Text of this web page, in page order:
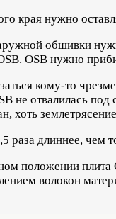
края нужно
обшивки
OSB нужно
кому-то
не отвалилась
хоть
длиннее, чем
положении
волокон